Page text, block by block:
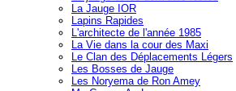
La Jauge IOR
Lapins Rapides
L'architecte de l'année 1985
La Vie dans la cour des Maxi
Le Clan des Déplacements Légers
Les Bosses de Jauge
Les Noryema de Ron Amey